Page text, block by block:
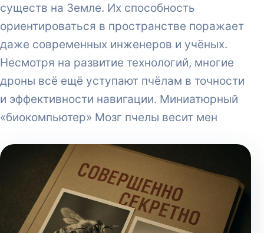
существ на Земле. Их способность
ориентироваться в пространстве поражает
даже современных инженеров и учёных.
Несмотря на развитие технологий, многие
дроны всё ещё уступают пчёлам в точности
и эффективности навигации. Миниатюрный
«биокомпьютер» Мозг пчелы весит мен